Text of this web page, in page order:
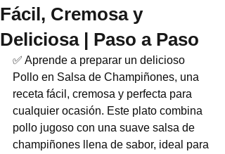
Fácil, Cremosa y
Deliciosa | Paso a Paso
✅ Aprende a preparar un delicioso
Pollo en Salsa de Champiñones, una
receta fácil, cremosa y perfecta para
cualquier ocasión. Este plato combina
pollo jugoso con una suave salsa de
champiñones llena de sabor, ideal para